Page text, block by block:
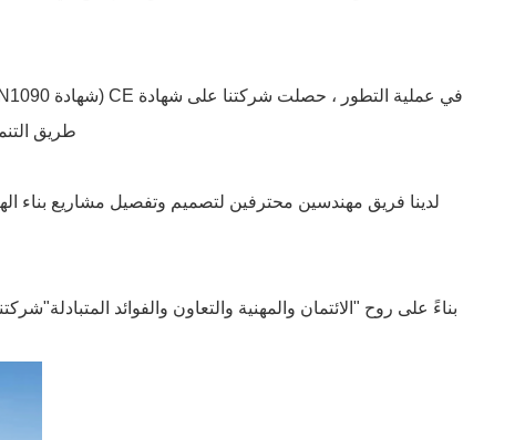
طريق
لدينا فريق مهندسين محترفين لتصميم وتفصيل مشاريع بناء
بناءً على روح "الائتمان والمهنية والتعاون والفوائد